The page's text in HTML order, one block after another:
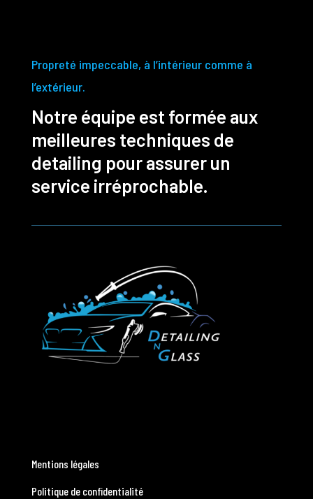
Propreté impeccable, à l’intérieur comme à
l’extérieur.
Notre équipe est formée aux
meilleures techniques de
detailing pour assurer un
service irréprochable.
Mentions légales
Politique de confidentialité